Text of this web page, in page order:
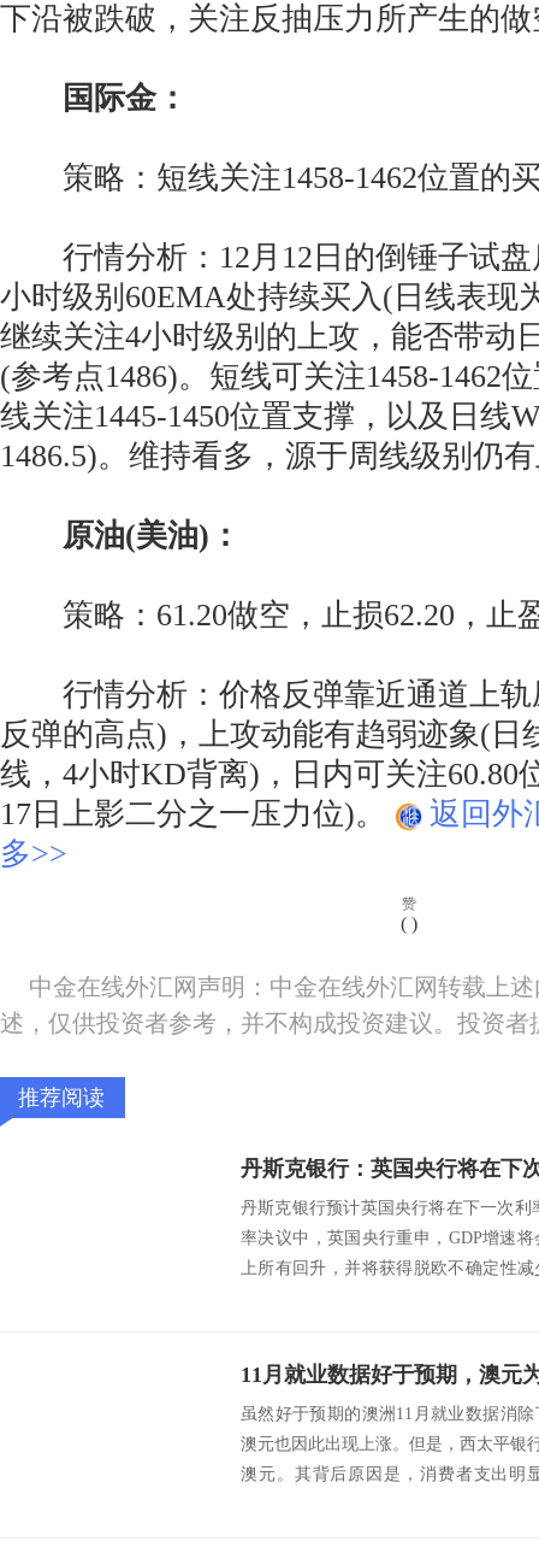
下沿被跌破，关注反抽压力所产生的
国际金：
策略：短线关注1458-1462位置的
行情分析：12月12日的倒锤子试盘
小时级别60EMA处持续买入(日线表现
继续关注4小时级别的上攻，能否带动
(参考点1486)。短线可关注1458-1462
线关注1445-1450位置支撑，以及日线
1486.5)。维持看多，源于周线级别仍
原油(美油)：
策略：61.20做空，止损62.20，止
行情分析：价格反弹靠近通道上轨
反弹的高点)，上攻动能有趋弱迹象(日
线，4小时KD背离)，日内可关注60.80
17日上影二分之一压力位)。
返回外
多>>
赞
( )
中金在线外汇网声明：中金在线外汇网转载上
述，仅供投资者参考，并不构成投资建议。投资
推荐阅读
丹斯克银行：英国央行将在下
丹斯克银行预计英国央行将在下一次
率决议中，英国央行重申，GDP增速
上所有回升，并将获得脱欧不确定性
虽然好于预期的澳洲11月就业数据消
澳元也因此出现上涨。但是，西太平银
澳元。其背后原因是，消费者支出明